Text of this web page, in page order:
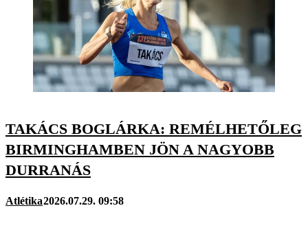
TAKÁCS BOGLÁRKA: REMÉLHETŐLEG
BIRMINGHAMBEN JÖN A NAGYOBB
DURRANÁS
Atlétika2026.07.29. 09:58